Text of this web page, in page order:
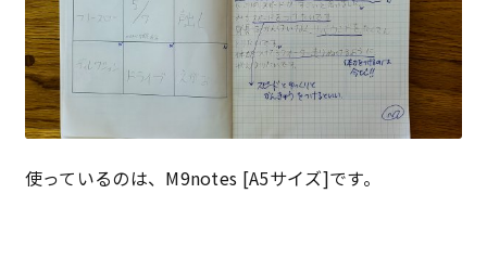
使っているのは、M9notes [A5サイズ]です。